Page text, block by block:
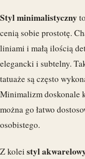
Styl minimalistyczny
cenią sobie prostotę.
liniami i małą ilością
elegancki i subtelny.
tatuaże są często
Minimalizm doskonale
można go łatwo
osobistego.
Z kolei styl